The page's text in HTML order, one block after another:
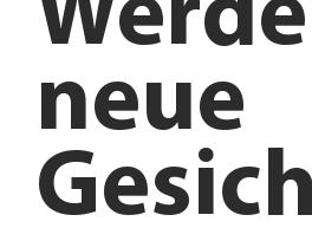
neue